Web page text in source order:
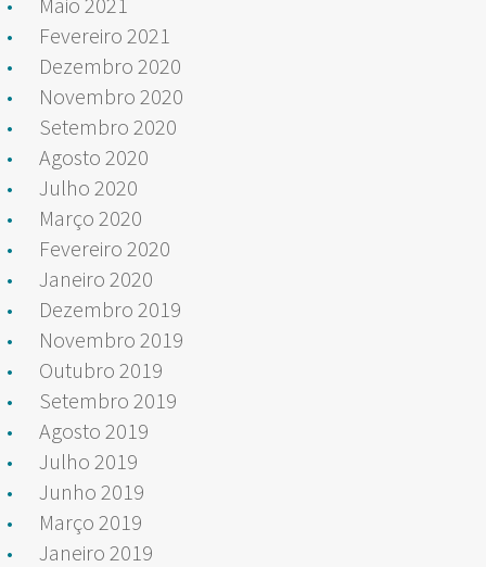
Fevereiro 2021
Dezembro 2020
Novembro 2020
Setembro 2020
Agosto 2020
Julho 2020
Março 2020
Fevereiro 2020
Janeiro 2020
Dezembro 2019
Novembro 2019
Outubro 2019
Setembro 2019
Agosto 2019
Julho 2019
Junho 2019
Março 2019
Janeiro 2019